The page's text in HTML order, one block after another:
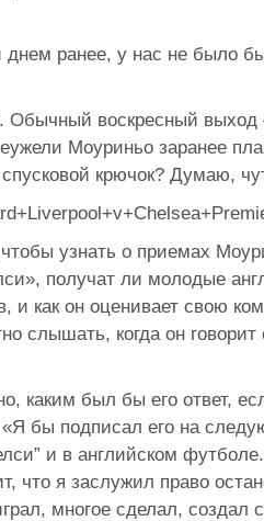
ранее, у нас не было
Обычный воскресный выход
Моуриньо заранее
крючок? Думаю,
узнать о приемах
получат ли молодые
и как он оценивает свою
слышать, когда он говорит
каким был бы его ответ,
«Я бы подписал его на
и в английском
что я заслужил право
многое сделал,